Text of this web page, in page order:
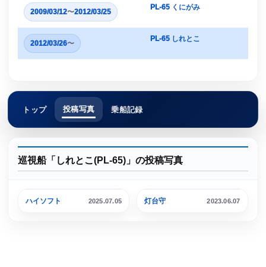
2009/03/12〜2012/03/25
PL-65 くにがみ
2012/03/26〜
PL-65 しれとこ
トップ 投稿写真 乗船記録
巡視船「しれとこ(PL-65)」の投稿写真
小樽港
ハイソフト 2025.07.05
小樽港
灯台守 2023.06.07